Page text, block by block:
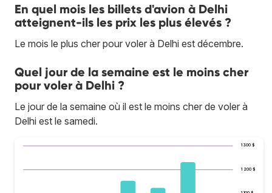
En quel mois les billets d'avion à Delhi
atteignent-ils les prix les plus élevés ?
Le mois le plus cher pour voler à Delhi est décembre.
Quel jour de la semaine est le moins cher
pour voler à Delhi ?
Le jour de la semaine où il est le moins cher de voler à
Delhi est le samedi.
1 200 $
1 300 $